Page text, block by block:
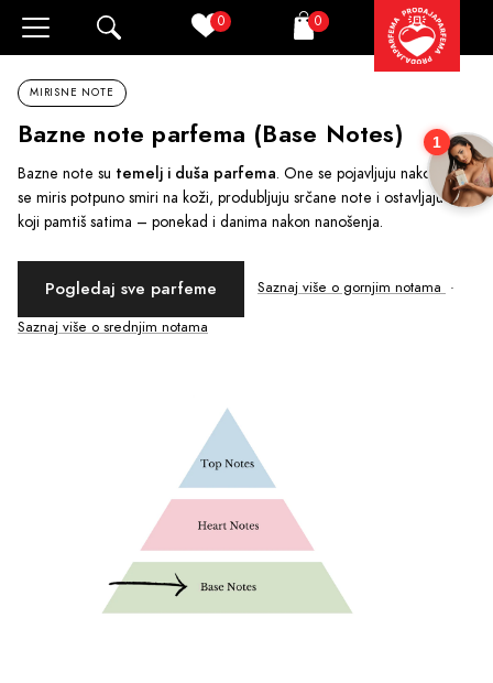
0 Korpa
0
MIRISNE NOTE
Bazne note parfema (Base Notes)
Bazne note su temelj i duša parfema. One se pojavljuju nakon što
se miris potpuno smiri na koži, produbljuju srčane note i ostavljaju trag
koji pamtiš satima – ponekad i danima nakon nanošenja.
Pogledaj sve parfeme Saznaj više o gornjim notama ·
Saznaj više o srednjim notama
1